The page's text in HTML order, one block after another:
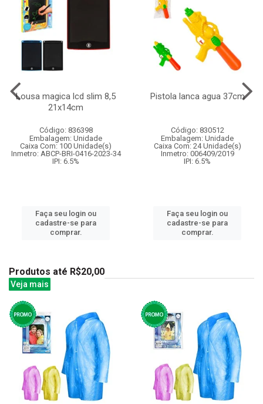
Lousa magica lcd slim 8,5
21x14cm
Código: 836398
Embalagem: Unidade
Caixa Com: 100 Unidade(s)
Inmetro: ABCP-BRI-0416-2023-34
IPI: 6.5%
Faça seu login ou
cadastre-se para
comprar.
Pistola lanca agua 37cm
Código: 830512
Embalagem: Unidade
Caixa Com: 24 Unidade(s)
Inmetro: 006409/2019
IPI: 6.5%
Faça seu login ou
cadastre-se para
comprar.
Produtos até R$20,00
Veja mais